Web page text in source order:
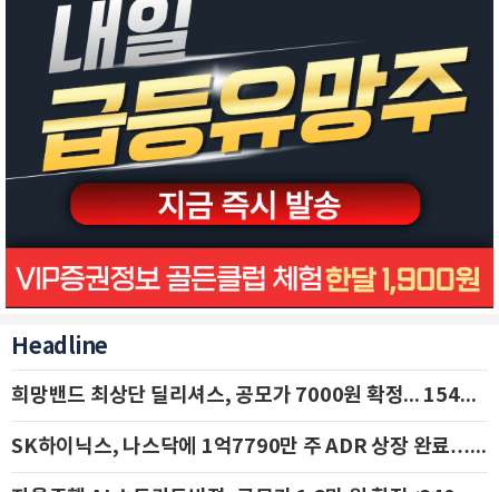
Headline
희망밴드 최상단 딜리셔스, 공모가 7000원 확정... 154억 규모 IPO 돌입
SK하이닉스, 나스닥에 1억7790만 주 ADR 상장 완료…29일 국내 추가 상장